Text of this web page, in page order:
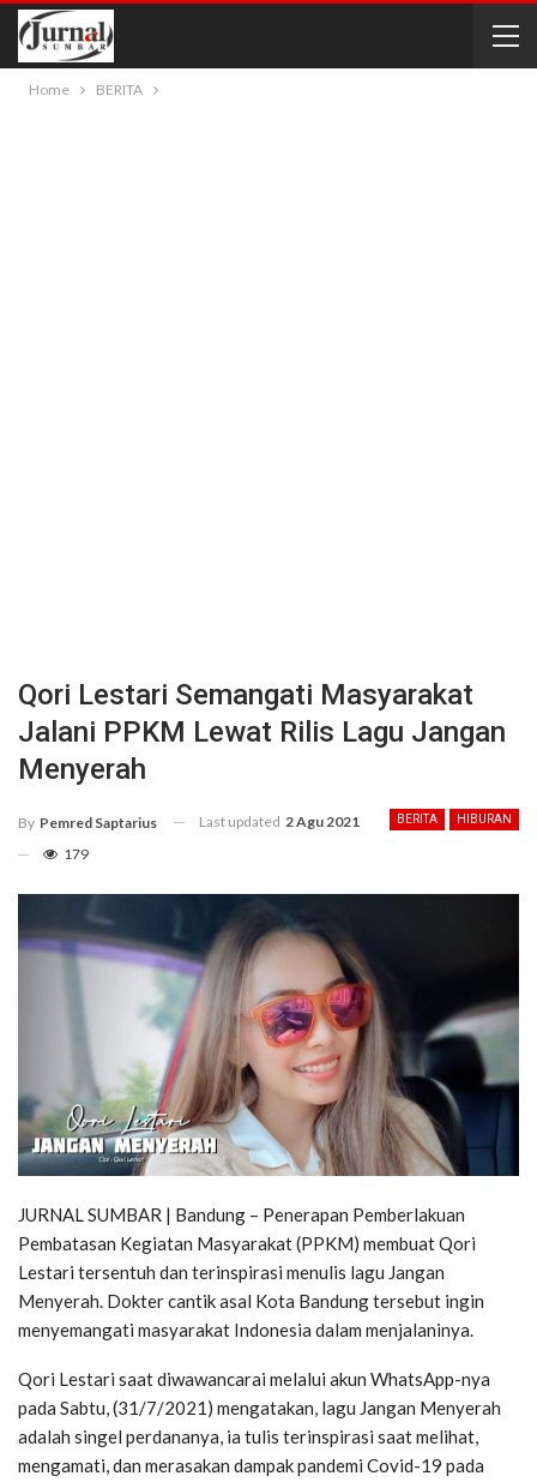
Home BERITA
Qori Lestari Semangati Masyarakat
Jalani PPKM Lewat Rilis Lagu Jangan
Menyerah
BERITA HIBURAN
By Pemred Saptarius Last updated 2 Agu 2021
179
JURNAL SUMBAR | Bandung – Penerapan Pemberlakuan
Pembatasan Kegiatan Masyarakat (PPKM) membuat Qori
Lestari tersentuh dan terinspirasi menulis lagu Jangan
Menyerah. Dokter cantik asal Kota Bandung tersebut ingin
menyemangati masyarakat Indonesia dalam menjalaninya.
Qori Lestari saat diwawancarai melalui akun WhatsApp-nya
pada Sabtu, (31/7/2021) mengatakan, lagu Jangan Menyerah
adalah singel perdananya, ia tulis terinspirasi saat melihat,
mengamati, dan merasakan dampak pandemi Covid-19 pada